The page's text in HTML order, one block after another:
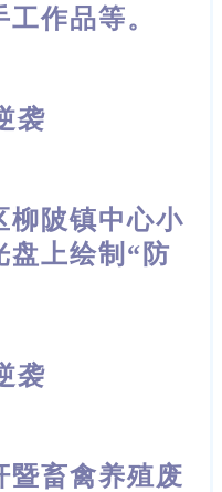
作品等。
袭
柳陂镇中心小
盘上绘制“防
袭
暨畜禽养殖废